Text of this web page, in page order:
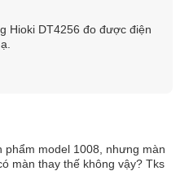
đồng hồ đo vạn
đo chính xác
kiểm tra tới 11 thông số trong
Hioki DT4256 đo được điện
phẩm model 1008, nhưng màn
màn thay thế không vậy? Tks